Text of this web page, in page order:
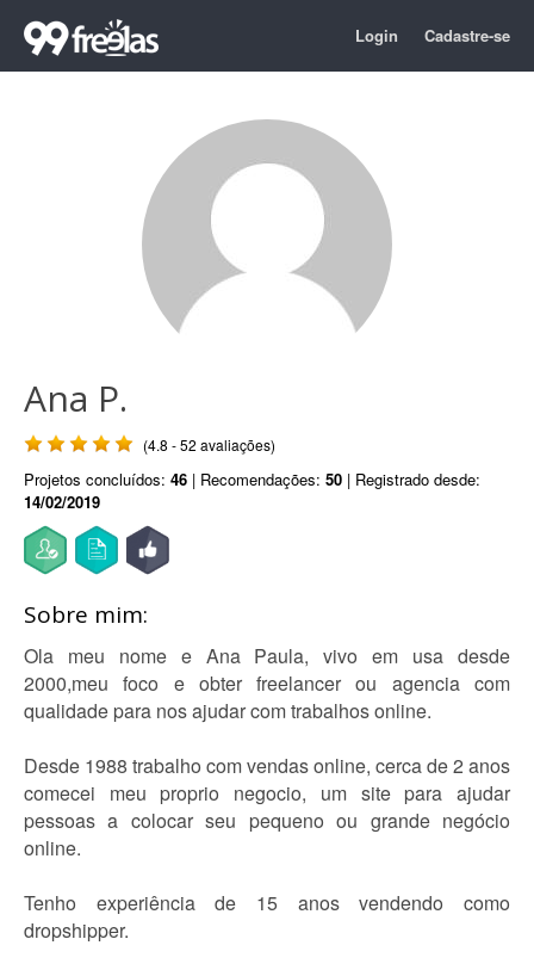
Login Cadastre-se
Ana P.
(4.8 - 52 avaliações)
Projetos concluídos: 46 | Recomendações: 50 | Registrado desde:
14/02/2019
Sobre mim:
Ola meu nome e Ana Paula, vivo em usa desde
2000,meu foco e obter freelancer ou agencia com
qualidade para nos ajudar com trabalhos online.
Desde 1988 trabalho com vendas online, cerca de 2 anos
comecei meu proprio negocio, um site para ajudar
pessoas a colocar seu pequeno ou grande negócio
online.
Tenho experiência de 15 anos vendendo como
dropshipper.